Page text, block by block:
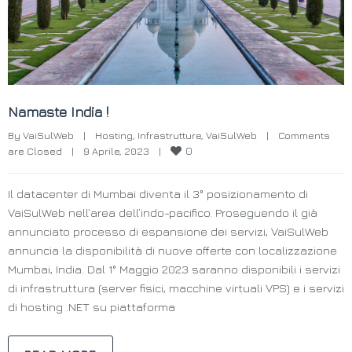
Namaste India !
By VaiSulWeb | Hosting, Infrastrutture, VaiSulWeb |
Comments
are Closed
| 9 Aprile, 2023 | 0
Il datacenter di Mumbai diventa il 3° posizionamento di
VaiSulWeb nell’area dell’indo-pacifico. Proseguendo il già
annunciato processo di espansione dei servizi, VaiSulWeb
annuncia la disponibilità di nuove offerte con localizzazione
Mumbai, India. Dal 1° Maggio 2023 saranno disponibili i servizi
di infrastruttura (server fisici, macchine virtuali VPS) e i servizi
di hosting .NET su piattaforma